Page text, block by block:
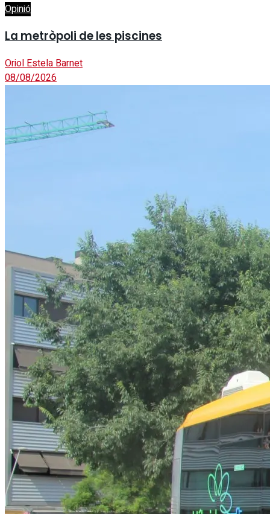
Opinió
La metròpoli de les piscines
Oriol Estela Barnet
08/08/2026